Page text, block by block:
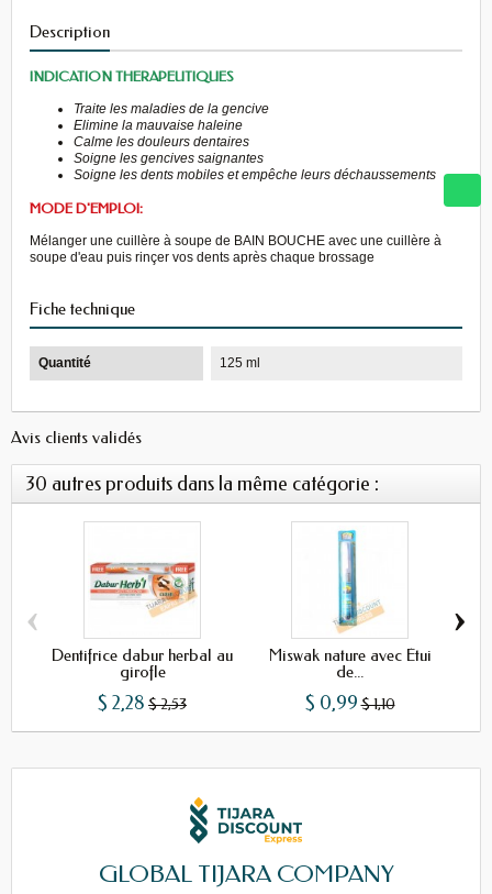
Description
INDICATION THERAPEUTIQUES
Traite les maladies de la gencive
Elimine la mauvaise haleine
Calme les douleurs dentaires
Soigne les gencives saignantes
Soigne les dents mobiles et empêche leurs déchaussements
MODE D'EMPLOI:
Mélanger une cuillère à soupe de BAIN BOUCHE avec une cuillère à
soupe d'eau puis rinçer vos dents après chaque brossage
Fiche technique
Quantité 125 ml
Avis clients validés
30 autres produits dans la même catégorie :
Dentifrice dabur herbal au
girofle
$ 2,28 $ 2,53
Miswak nature avec Étui
de...
$ 0,99 $ 1,10
‹ ›
GLOBAL TIJARA COMPANY